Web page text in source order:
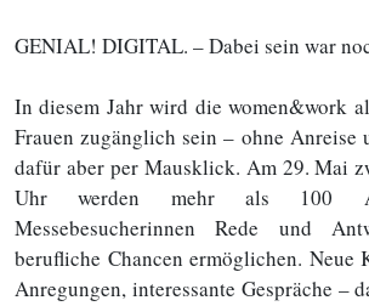
GENIAL! DIGITAL. – Dabei sein war
In diesem Jahr wird die women&work
Frauen zugänglich sein – ohne Anreise
dafür aber per Mausklick. Am 29. Mai
Uhr werden mehr als 100
Messebesucherinnen Rede und
berufliche Chancen ermöglichen. Neue
Anregungen, interessante Gespräche –